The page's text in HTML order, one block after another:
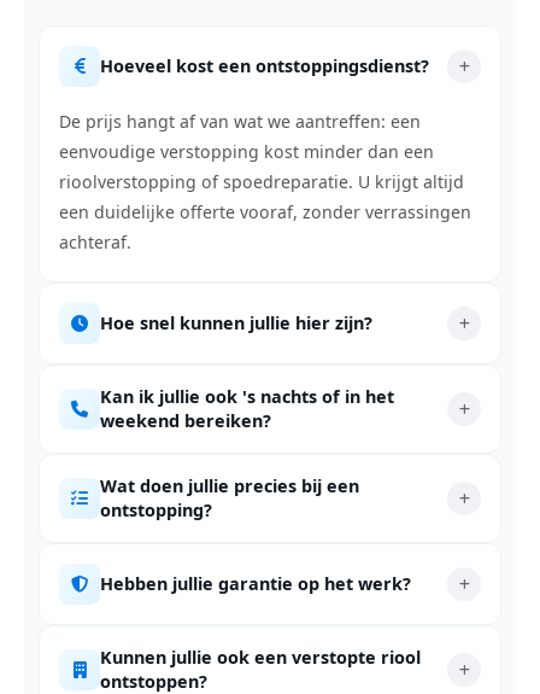
Hoeveel kost een ontstoppingsdienst?
De prijs hangt af van wat we aantreffen: een
eenvoudige verstopping kost minder dan een
rioolverstopping of spoedreparatie. U krijgt altijd
een duidelijke offerte vooraf, zonder verrassingen
achteraf.
Hoe snel kunnen jullie hier zijn?
Kan ik jullie ook 's nachts of in het
weekend bereiken?
Wat doen jullie precies bij een
ontstopping?
Hebben jullie garantie op het werk?
Kunnen jullie ook een verstopte riool
ontstoppen?